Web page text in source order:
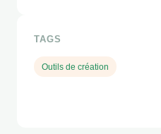
TAGS
Outils de création